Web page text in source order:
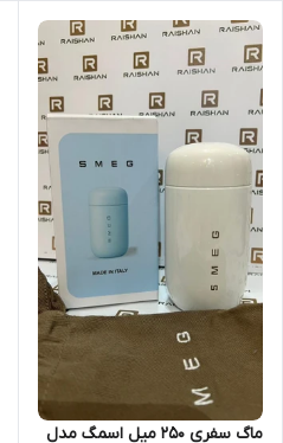
ماگ سفری 250 میل اسمگ مدل